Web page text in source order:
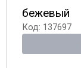
бежевый
Код: 137697